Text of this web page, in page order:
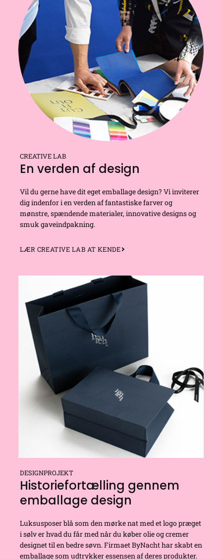
CREATIVE LAB
En verden af design
Vil du gerne have dit eget emballage design? Vi inviterer
dig indenfor i en verden af fantastiske farver og
mønstre, spændende materialer, innovative designs og
smuk gaveindpakning.
LÆR CREATIVE LAB AT KENDE
DESIGNPROJEKT
Historiefortælling gennem
emballage design
Luksusposer blå som den mørke nat med et logo præget
i sølv er hvad du får med når du køber olie og cremer
designet til en bedre søvn. Firmaet ByNacht har skabt en
emballage som udtrykker essensen af deres produkter.